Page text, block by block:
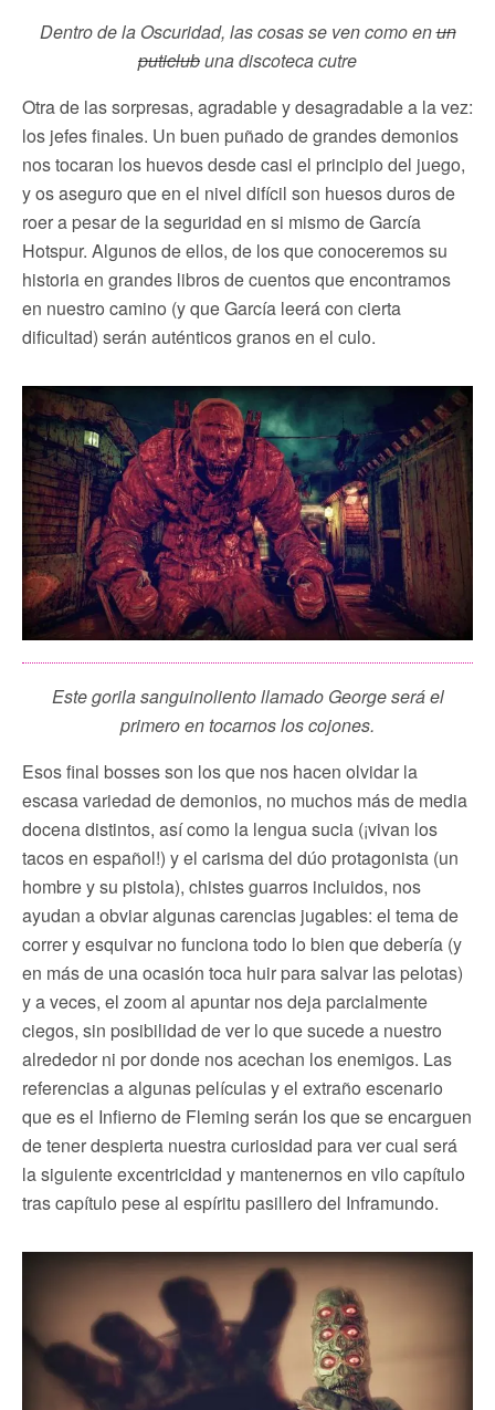
Dentro de la Oscuridad, las cosas se ven como enun
puticlubuna discoteca cutre
Otra de las sorpresas, agradable y desagradable a la vez:
los jefes finales. Un buen puñado de grandes demonios
nos tocaran los huevos desde casi el principio del juego,
y os aseguro que en el nivel difícil son huesos duros de
roer a pesar de la seguridad en si mismo de García
Hotspur. Algunos de ellos, de los que conoceremos su
historia en grandes libros de cuentos que encontramos
en nuestro camino (y que García leerá con cierta
dificultad) serán auténticos granos en el culo.
Este gorila sanguinoliento llamado George será el
primero en tocarnos los cojones.
Esos final bosses son los que nos hacen olvidar la
escasa variedad de demonios, no muchos más de media
docena distintos, así como la lengua sucia (¡vivan los
tacos en español!) y el carisma del dúo protagonista (un
hombre y su pistola), chistes guarros incluidos, nos
ayudan a obviar algunas carencias jugables: el tema de
correr y esquivar no funciona todo lo bien que debería (y
en más de una ocasión toca huir para salvar las pelotas)
y a veces, el zoom al apuntar nos deja parcialmente
ciegos, sin posibilidad de ver lo que sucede a nuestro
alrededor ni por donde nos acechan los enemigos. Las
referencias a algunas películas y el extraño escenario
que es el Infierno de Fleming serán los que se encarguen
de tener despierta nuestra curiosidad para ver cual será
la siguiente excentricidad y mantenernos en vilo capítulo
tras capítulo pese al espíritu pasillero del Inframundo.